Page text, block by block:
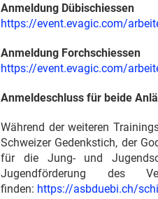
Anmeldung Dübischiessen
https://event.evagic.com/
Anmeldung Forchschiessen
https://event.evagic.com/
Anmeldeschluss für beide
Während der weiteren
Schweizer Gedenkstich, der
für die Jung- und
Jugendförderung des
finden: https://asbduebi.ch/